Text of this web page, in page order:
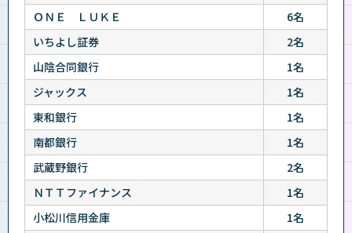
ＯＮＥ ＬＵＫＥ
6名
いちよし証券
2名
山陰合同銀行
1名
ジャックス
1名
東和銀行
1名
南都銀行
1名
武蔵野銀行
2名
ＮＴＴファイナンス
1名
小松川信用金庫
1名